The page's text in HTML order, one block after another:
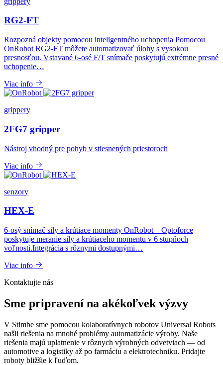
RG2-FT
Rozpozná objekty pomocou inteligentného uchopenia Pomocou
OnRobot RG2-FT môžete automatizovať úlohy s vysokou
presnosťou. Vstavané 6-osé F/T snímače poskytujú extrémne presné
uchopenie…
Viac info
grippery
2FG7 gripper
Nástroj vhodný pre pohyb v stiesnených priestoroch
Viac info
senzory
HEX-E
6-osý snímač sily a krútiace momenty OnRobot – Optoforce
poskytuje meranie sily a krútiaceho momentu v 6 stupňoch
voľnosti.Integrácia s rôznymi dostupnými…
Viac info
Kontaktujte nás
Sme pripravení na akékoľvek výzvy
V Stimbe sme pomocou kolaboratívnych robotov Universal Robots
našli riešenia na mnohé problémy automatizácie výroby. Naše
riešenia majú uplatnenie v rôznych výrobných odvetviach — od
automotive a logistiky až po farmáciu a elektrotechniku. Pridajte
roboty bližšie k ľuďom.